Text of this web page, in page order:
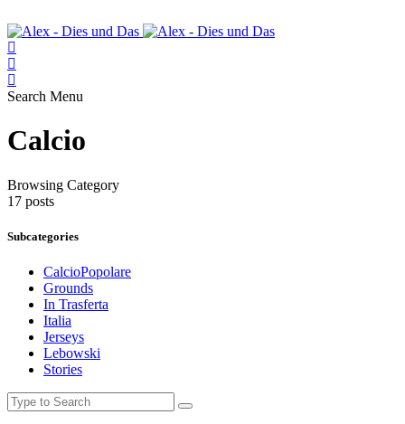
Search Menu
Calcio
Browsing Category
17 posts
Subcategories
CalcioPopolare
Grounds
In Trasferta
Italia
Jerseys
Lebowski
Stories